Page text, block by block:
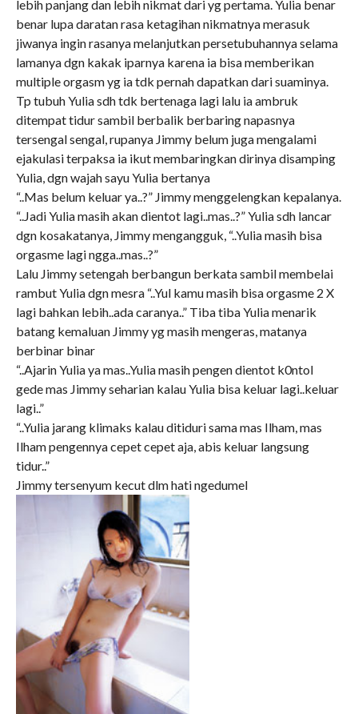
lebih panjang dan lebih nikmat dari yg pertama. Yulia benar
benar lupa daratan rasa ketagihan nikmatnya merasuk
jiwanya ingin rasanya melanjutkan persetubuhannya selama
lamanya dgn kakak iparnya karena ia bisa memberikan
multiple orgasm yg ia tdk pernah dapatkan dari suaminya.
Tp tubuh Yulia sdh tdk bertenaga lagi lalu ia ambruk
ditempat tidur sambil berbalik berbaring napasnya
tersengal sengal, rupanya Jimmy belum juga mengalami
ejakulasi terpaksa ia ikut membaringkan dirinya disamping
Yulia, dgn wajah sayu Yulia bertanya
“..Mas belum keluar ya..?” Jimmy menggelengkan kepalanya.
“..Jadi Yulia masih akan dientot lagi..mas..?” Yulia sdh lancar
dgn kosakatanya, Jimmy mengangguk, “..Yulia masih bisa
orgasme lagi ngga..mas..?”
Lalu Jimmy setengah berbangun berkata sambil membelai
rambut Yulia dgn mesra “..Yul kamu masih bisa orgasme 2 X
lagi bahkan lebih..ada caranya..” Tiba tiba Yulia menarik
batang kemaluan Jimmy yg masih mengeras, matanya
berbinar binar
“..Ajarin Yulia ya mas..Yulia masih pengen dientot k0ntol
gede mas Jimmy seharian kalau Yulia bisa keluar lagi..keluar
lagi..”
“..Yulia jarang klimaks kalau ditiduri sama mas Ilham, mas
Ilham pengennya cepet cepet aja, abis keluar langsung
tidur..”
Jimmy tersenyum kecut dlm hati ngedumel